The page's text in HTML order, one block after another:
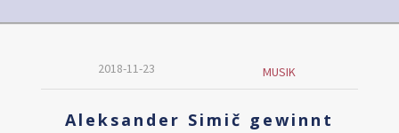
2018-11-23 MUSIK
Aleksander Simič gewinnt